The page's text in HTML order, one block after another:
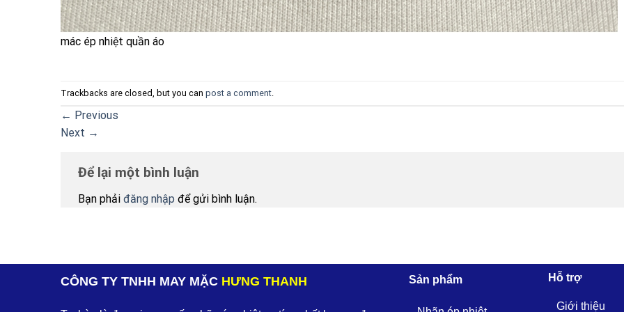
mác ép nhiệt quần áo
Trackbacks are closed, but you can post a comment
← Previous
Next →
Để lại một bình luận
Bạn phải đăng nhập để gửi bình luận.
CÔNG TY TNHH MAY MẶC HƯNG THANH Sản phẩm Hỗ trợ
Giới thiệu